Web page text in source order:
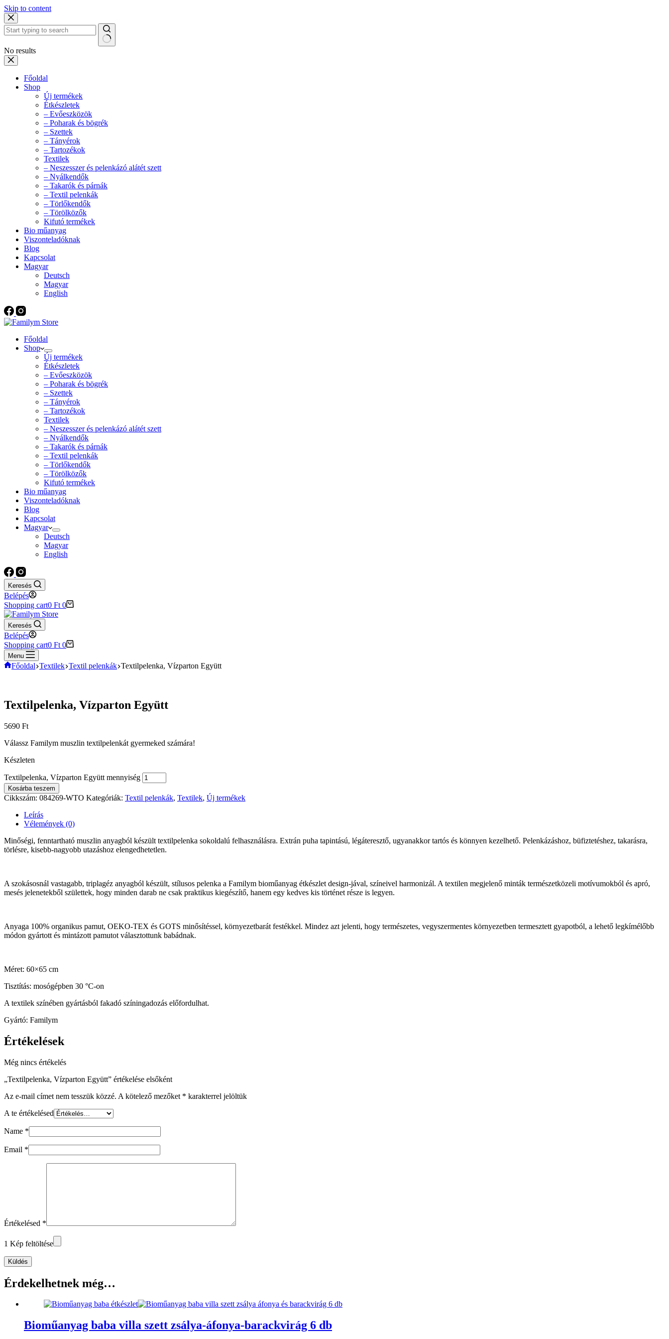
Skip to content
No results
Főoldal
Shop
Új termékek
Étkészletek
– Evőeszközök
– Poharak és bögrék
– Szettek
– Tányérok
– Tartozékok
Textilek
– Neszesszer és pelenkázó alátét szett
– Nyálkendők
– Takarók és párnák
– Textil pelenkák
– Törlőkendők
– Törölközők
Kifutó termékek
Bio műanyag
Viszonteladóknak
Blog
Kapcsolat
Magyar
Deutsch
Magyar
English
Főoldal
Shop
Új termékek
Étkészletek
– Evőeszközök
– Poharak és bögrék
– Szettek
– Tányérok
– Tartozékok
Textilek
– Neszesszer és pelenkázó alátét szett
– Nyálkendők
– Takarók és párnák
– Textil pelenkák
– Törlőkendők
– Törölközők
Kifutó termékek
Bio műanyag
Viszonteladóknak
Blog
Kapcsolat
Magyar
Deutsch
Magyar
English
Keresés
Belépés
Shopping cart0 Ft 0
Keresés
Belépés
Shopping cart0 Ft 0
Menu
Főoldal Textilek Textil pelenkák Textilpelenka, Vízparton Együtt
Textilpelenka, Vízparton Együtt
5690 Ft
Válassz Familym muszlin textilpelenkát gyermeked számára!
Készleten
Textilpelenka, Vízparton Együtt mennyiség
Kosárba teszem
Cikkszám: 084269-WTO Kategóriák: Textil pelenkák, Textilek, Új termékek
Leírás
Vélemények (0)
Minőségi, fenntartható muszlin anyagból készült textilpelenka sokoldalú felhasználásra. Extrán puha tapintású, légáteresztő, ugyanakkor tartós és könnyen kezelhető. Pelenkázáshoz, büfiztetéshez, takarásra,
törlésre, kisebb-nagyobb utazáshoz elengedhetetlen.
A szokásosnál vastagabb, triplagéz anyagból készült, stílusos pelenka a Familym bioműanyag étkészlet design-jával, színeivel harmonizál. A textilen megjelenő minták természetközeli motívumokból és apró,
mesés jelenetekből születtek, hogy minden darab ne csak praktikus kiegészítő, hanem egy kedves kis történet része is legyen.
Anyaga 100% organikus pamut, OEKO-TEX és GOTS minősítéssel, környezetbarát festékkel. Mindez azt jelenti, hogy természetes, vegyszermentes környezetben termesztett gyapotból, a lehető legkímélőbb
módon gyártott és mintázott pamutot választottunk babádnak.
Méret: 60×65 cm
Tisztítás: mosógépben 30 °C-on
A textilek színében gyártásból fakadó színingadozás előfordulhat.
Gyártó: Familym
Értékelések
Még nincs értékelés
„Textilpelenka, Vízparton Együtt” értékelése elsőként
Az e-mail címet nem tesszük közzé. A kötelező mezőket * karakterrel jelöltük
A te értékelésed
Name *
Email *
Értékelésed *
1 Kép feltöltése
Küldés
Érdekelhetnek még…
Bioműanyag baba villa szett zsálya-áfonya-barackvirág 6 db